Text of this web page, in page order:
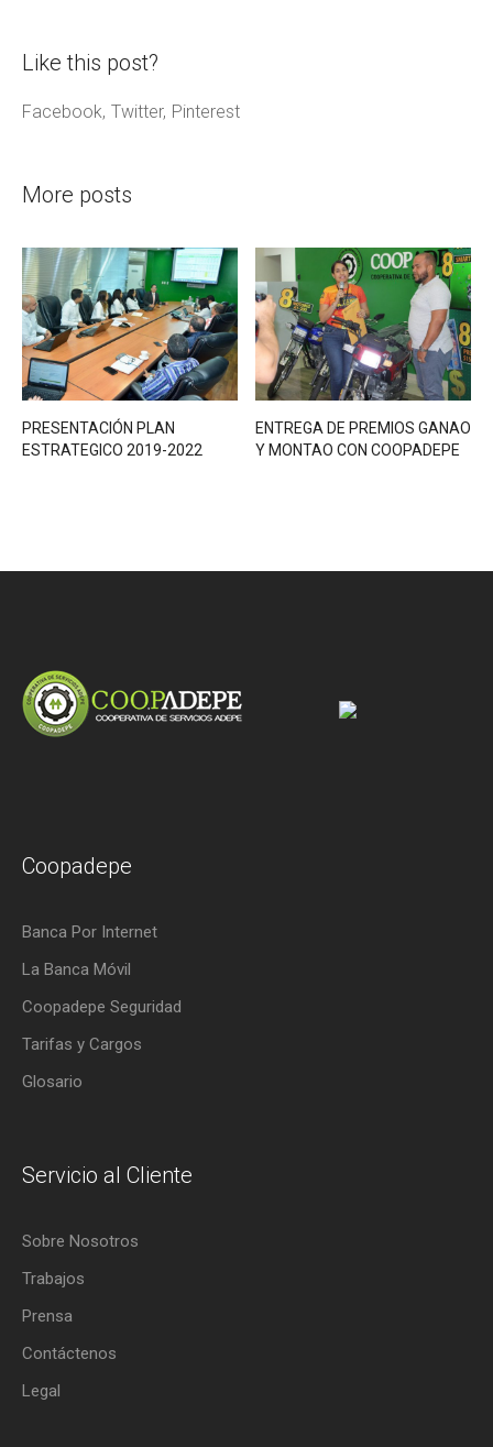
Like this post?
Facebook Twitter Pinterest
More posts
PRESENTACIÓN PLAN
ESTRATEGICO 2019-2022
ENTREGA DE PREMIOS GANAO
Y MONTAO CON COOPADEPE
Coopadepe
Banca Por Internet
La Banca Móvil
Coopadepe Seguridad
Tarifas y Cargos
Glosario
Servicio al Cliente
Sobre Nosotros
Trabajos
Prensa
Contáctenos
Legal